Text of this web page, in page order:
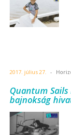
2017. július 27. -
Quantum Sails
bajnokság